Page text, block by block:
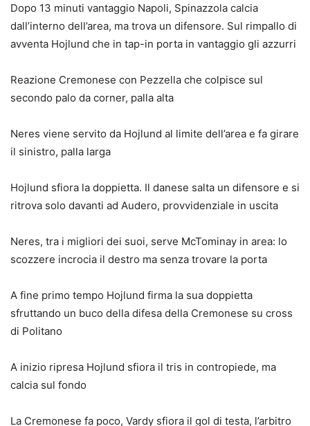
Dopo 13 minuti vantaggio Napoli, Spinazzola calcia
dall’interno dell’area, ma trova un difensore. Sul rimpallo di
avventa Hojlund che in tap-in porta in vantaggio gli azzurri
Reazione Cremonese con Pezzella che colpisce sul
secondo palo da corner, palla alta
Neres viene servito da Hojlund al limite dell’area e fa girare
il sinistro, palla larga
Hojlund sfiora la doppietta. Il danese salta un difensore e si
ritrova solo davanti ad Audero, provvidenziale in uscita
Neres, tra i migliori dei suoi, serve McTominay in area: lo
scozzere incrocia il destro ma senza trovare la porta
A fine primo tempo Hojlund firma la sua doppietta
sfruttando un buco della difesa della Cremonese su cross
di Politano
A inizio ripresa Hojlund sfiora il tris in contropiede, ma
calcia sul fondo
La Cremonese fa poco, Vardy sfiora il gol di testa, l’arbitro